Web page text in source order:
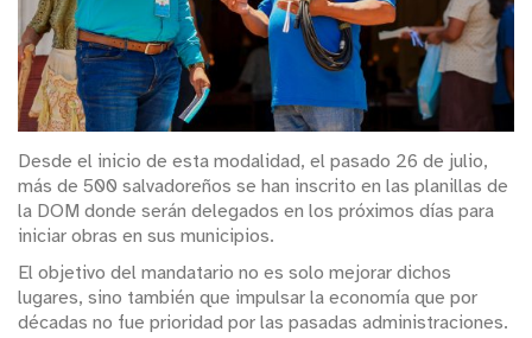
Desde el inicio de esta modalidad, el pasado 26 de julio,
más de 500 salvadoreños se han inscrito en las planillas de
la DOM donde serán delegados en los próximos días para
iniciar obras en sus municipios.
El objetivo del mandatario no es solo mejorar dichos
lugares, sino también que impulsar la economía que por
décadas no fue prioridad por las pasadas administraciones.